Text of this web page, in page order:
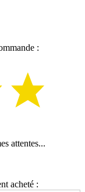
:
attentes...
acheté :